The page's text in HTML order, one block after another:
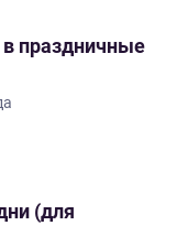
праздничные
(для